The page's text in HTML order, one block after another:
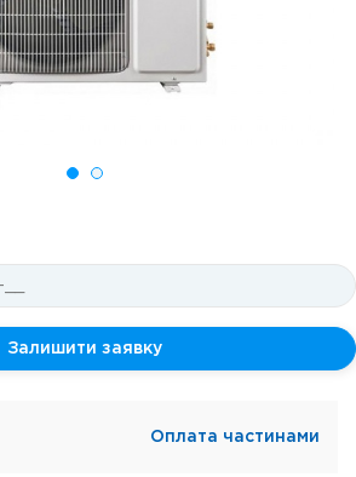
Залишити заявку
Оплата частинами